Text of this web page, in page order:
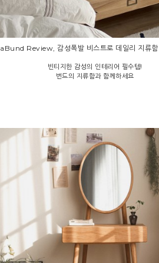
aBund Review, 감성폭발 비스트로 데일리 지류함
빈티지한 감성의 인테리어 필수템!
번드의 지류함과 함께하세요